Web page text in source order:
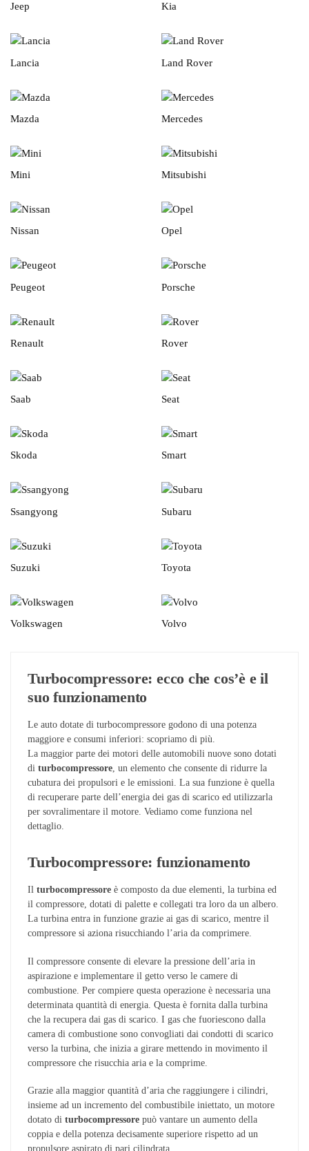
Jeep Kia
Lancia Land Rover
Mazda Mercedes
Mini Mitsubishi
Nissan Opel
Peugeot Porsche
Renault Rover
Saab Seat
Skoda Smart
Ssangyong Subaru
Suzuki Toyota
Volkswagen Volvo
Turbocompressore: ecco che cos’è e il
suo funzionamento
Le auto dotate di turbocompressore godono di una potenza
maggiore e consumi inferiori: scopriamo di più.
La maggior parte dei motori delle automobili nuove sono dotati
di turbocompressore, un elemento che consente di ridurre la
cubatura dei propulsori e le emissioni. La sua funzione è quella
di recuperare parte dell’energia dei gas di scarico ed utilizzarla
per sovralimentare il motore. Vediamo come funziona nel
dettaglio.
Turbocompressore: funzionamento
Il turbocompressore è composto da due elementi, la turbina ed
il compressore, dotati di palette e collegati tra loro da un albero.
La turbina entra in funzione grazie ai gas di scarico, mentre il
compressore si aziona risucchiando l’aria da comprimere.
Il compressore consente di elevare la pressione dell’aria in
aspirazione e implementare il getto verso le camere di
combustione. Per compiere questa operazione è necessaria una
determinata quantità di energia. Questa è fornita dalla turbina
che la recupera dai gas di scarico. I gas che fuoriescono dalla
camera di combustione sono convogliati dai condotti di scarico
verso la turbina, che inizia a girare mettendo in movimento il
compressore che risucchia aria e la comprime.
Grazie alla maggior quantità d’aria che raggiungere i cilindri,
insieme ad un incremento del combustibile iniettato, un motore
dotato di turbocompressore può vantare un aumento della
coppia e della potenza decisamente superiore rispetto ad un
propulsore aspirato di pari cilindrata.